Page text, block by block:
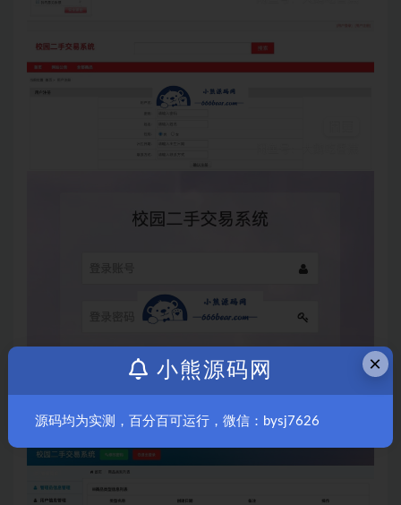
×
小熊源码网
源码均为实测，百分百可运行，微信：bysj7626